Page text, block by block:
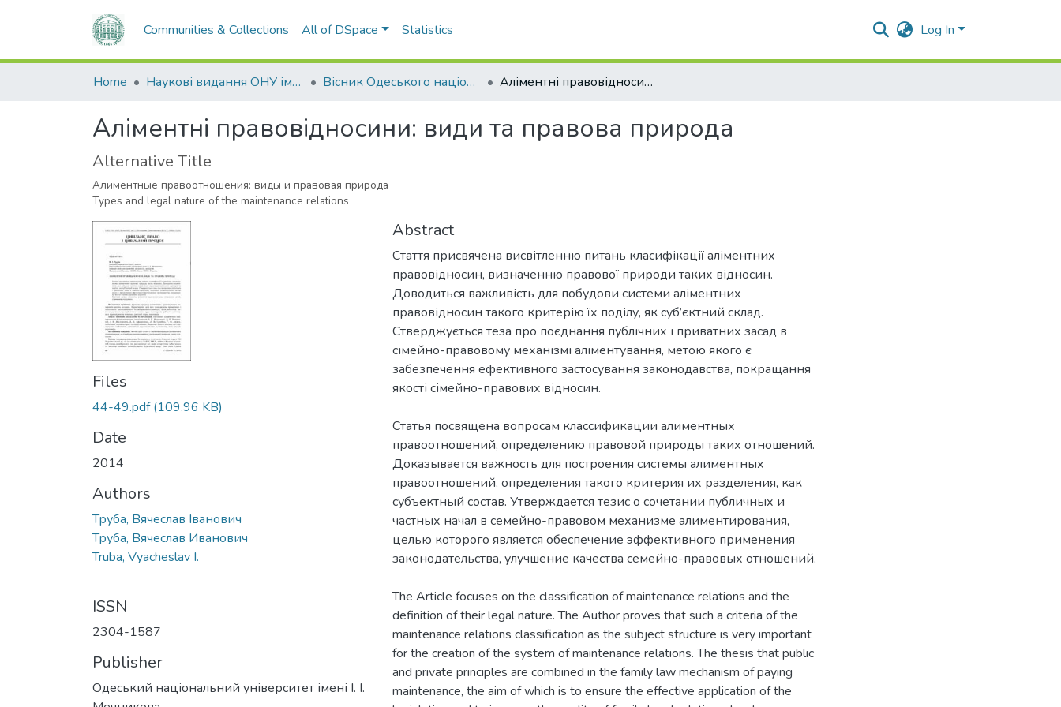
Communities & Collections All of DSpace Statistics Log In
Home Наукові видання ОНУ імені І. І. Мечникова Вісник Одеського національного університету. Правознавство Aліментні правовідносини: види та правова природа
Aліментні правовідносини: види та правова природа
Alternative Title
Алиментные правоотношения: виды и правовая природа
Types and legal nature of the maintenance relations
Files
44-49.pdf(109.96 KB)
Date
2014
Authors
Труба, Вячеслав Іванович
Труба, Вячеслав Иванович
Truba, Vyacheslav I.
ISSN
2304-1587
Publisher
Одеський національний університет імені І. І.
Abstract
Стаття присвячена висвітленню питань класифікації аліментних
правовідносин, визначенню правової природи таких відносин.
Доводиться важливість для побудови системи аліментних
правовідносин такого критерію їх поділу, як суб’єктний склад.
Стверджується теза про поєднання публічних і приватних засад в
сімейно-правовому механізмі аліментування, метою якого є
забезпечення ефективного застосування законодавства, покращання
Статья посвящена вопросам классификации алиментных
правоотношений, определению правовой природы таких отношений.
Доказывается важность для построения системы алиментных
правоотношений, определения такого критерия их разделения, как
субъектный состав. Утверждается тезис о сочетании публичных и
частных начал в семейно-правовом механизме алиментирования,
целью которого является обеспечение эффективного применения
The Article focuses on the classification of maintenance relations and the
definition of their legal nature. The Author proves that such a criteria of the
maintenance relations classification as the subject structure is very important
for the creation of the system of maintenance relations. The thesis that public
and private principles are combined in the family law mechanism of paying
maintenance, the aim of which is to ensure the effective application of the